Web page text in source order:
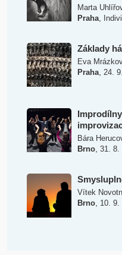
Marta
Praha,
Základy
Eva
Praha, 24.
Bára
Brno, 31. 8.
Vítek
Brno, 10. 9.